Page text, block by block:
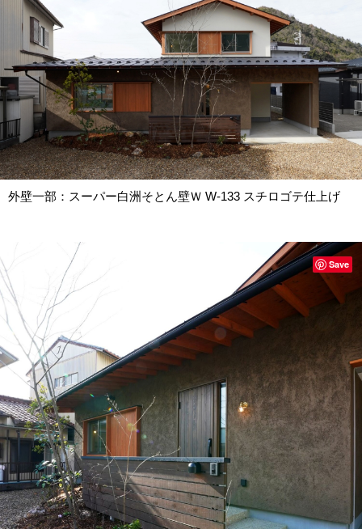
外壁一部：スーパー白洲そとん壁Ｗ W-133 スチロゴテ仕上げ
Save